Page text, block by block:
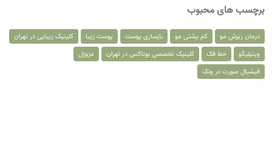
برچسب های محبوب
درمان ریزش مو کم پشتی مو بازسازی پوست پوست زیبا
کلینیک زیبایی در تهران
ویتیلیگو
خط فک کلینیک تخصصی بوتاکس در تهران
مزوژل
فیشیال صورت در ونک